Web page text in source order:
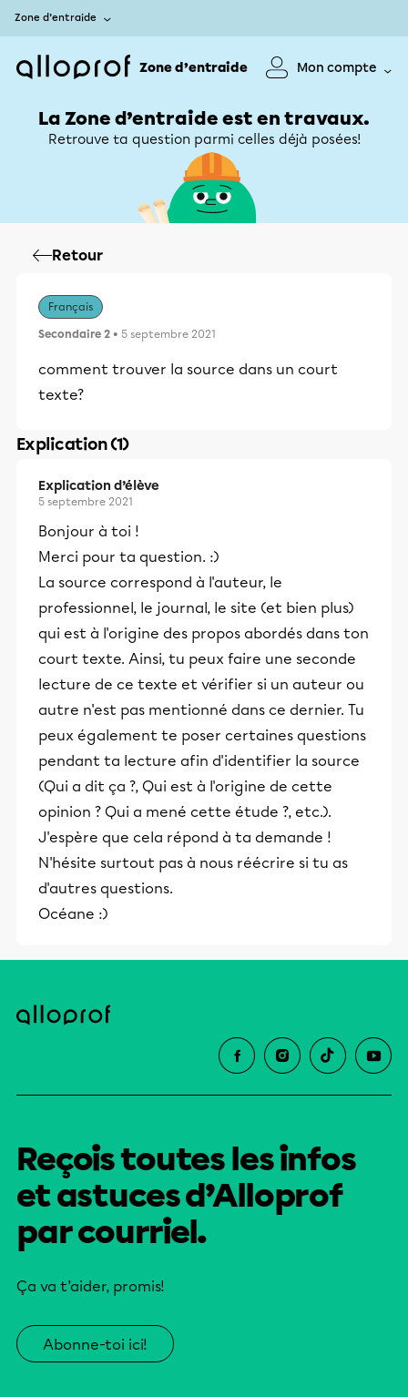
Zone d’entraide
Zone d’entraide Mon compte
La Zone d’entraide est en travaux.
Retrouve ta question parmi celles déjà posées!
Retour
Français
Secondaire 2 • 5 septembre 2021
comment trouver la source dans un court
texte?
Explication (1)
Explication d’élève
5 septembre 2021
Bonjour à toi !
Merci pour ta question. :)
La source correspond à l'auteur, le
professionnel, le journal, le site (et bien plus)
qui est à l'origine des propos abordés dans ton
court texte. Ainsi, tu peux faire une seconde
lecture de ce texte et vérifier si un auteur ou
autre n'est pas mentionné dans ce dernier. Tu
peux également te poser certaines questions
pendant ta lecture afin d'identifier la source
(Qui a dit ça ?, Qui est à l'origine de cette
opinion ? Qui a mené cette étude ?, etc.).
J'espère que cela répond à ta demande !
N'hésite surtout pas à nous réécrire si tu as
d'autres questions.
Océane :)
Reçois toutes les infos
et astuces d’Alloprof
par courriel.
Ça va t’aider, promis!
Abonne-toi ici!